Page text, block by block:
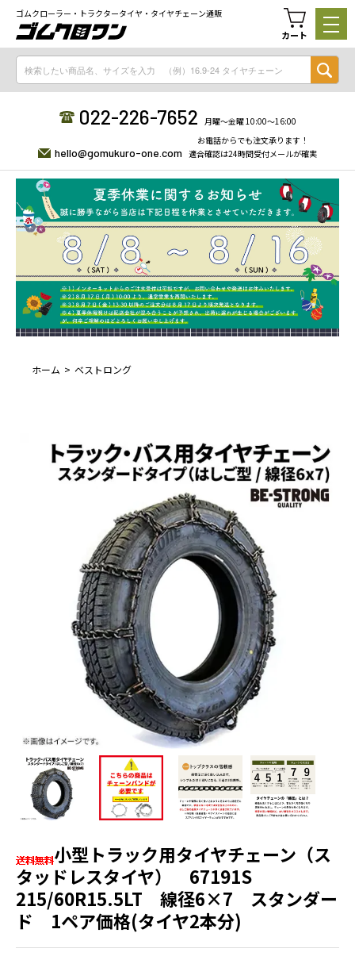
ゴムクローラー・トラクタータイヤ・タイヤチェーン通販
カート
022-226-7652 月曜〜金曜 10:00〜16:00
hello@gomukuro-one.com
お電話からでも注文承ります！
適合確認は24時間受付メールが確実
ホーム ベストロング
小型トラック用タイヤチェーン（ス
タッドレスタイヤ） 67191S
215/60R15.5LT 線径6×7 スタンダー
ド 1ペア価格(タイヤ2本分)